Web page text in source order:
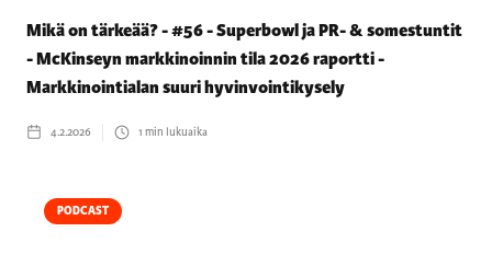
Mikä on tärkeää? - #56 - Superbowl ja PR- & somestuntit
- McKinseyn markkinoinnin tila 2026 raportti -
Markkinointialan suuri hyvinvointikysely
4.2.2026 1 min lukuaika
PODCAST